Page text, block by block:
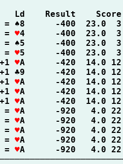
Ld    Result
= ♠8      -400  23.0
=
♥4      -400  23.0
= ♠5      -400  23.0
= ♥5      -400  23.0
♥A      -420  14.0
♣9      -420  14.0
♥A      -420  14.0
♥A      -420  14.0
♥A      -420  14.0
=
♥A      -920   4.0
=
♥A      -920   4.0
=
♥A      -920   4.0
=
♥A      -920   4.0
=
♥A      -920   4.0